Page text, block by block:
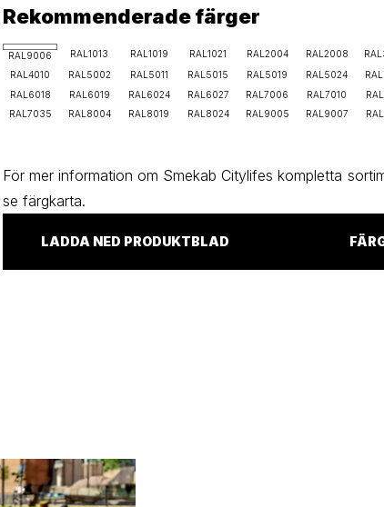
Rekommenderade färger
RAL9006 RAL1013 RAL1019 RAL1021 RAL2004 RAL2008
RAL4010
RAL5002 RAL5011 RAL5015 RAL5019 RAL5024
RAL6018
RAL6019 RAL6024 RAL6027 RAL7006 RAL7010
RAL7035
RAL8004 RAL8019 RAL8024 RAL9005 RAL9007
För mer information om Smekab Citylifes kompletta
se färgkarta.
LADDA NED PRODUKTBLAD